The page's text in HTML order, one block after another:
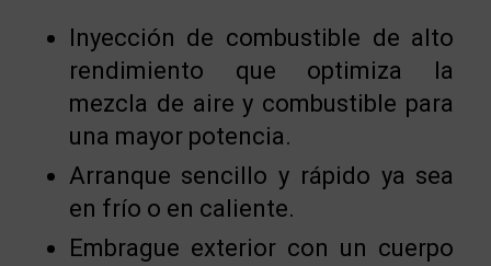
Inyección de combustible de alto
rendimiento que optimiza la
mezcla de aire y combustible para
una mayor potencia.
Arranque sencillo y rápido ya sea
en frío o en caliente.
Embrague exterior con un cuerpo